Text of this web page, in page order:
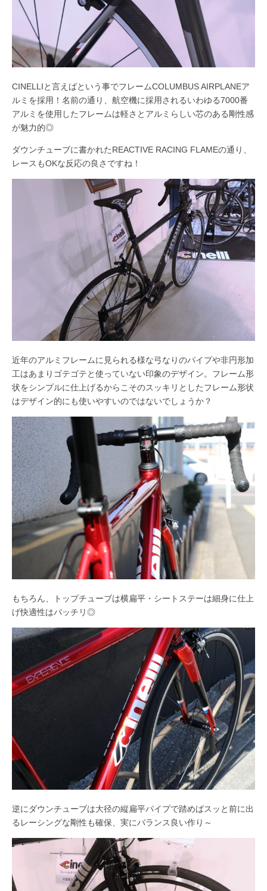
CINELLIと言えばという事でフレームCOLUMBUS AIRPLANEア
ルミを採用！名前の通り、航空機に採用されるいわゆる7000番
アルミを使用したフレームは軽さとアルミらしい芯のある剛性感
が魅力的◎
ダウンチューブに書かれたREACTIVE RACING FLAMEの通り、
レースもOKな反応の良さですね！
近年のアルミフレームに見られる様な弓なりのパイプや非円形加
工はあまりゴテゴテと使っていない印象のデザイン。フレーム形
状をシンプルに仕上げるからこそのスッキリとしたフレーム形状
はデザイン的にも使いやすいのではないでしょうか？
もちろん、トップチューブは横扁平・シートステーは細身に仕上
げ快適性はバッチリ◎
逆にダウンチューブは大径の縦扁平パイプで踏めばスッと前に出
るレーシングな剛性も確保、実にバランス良い作り～